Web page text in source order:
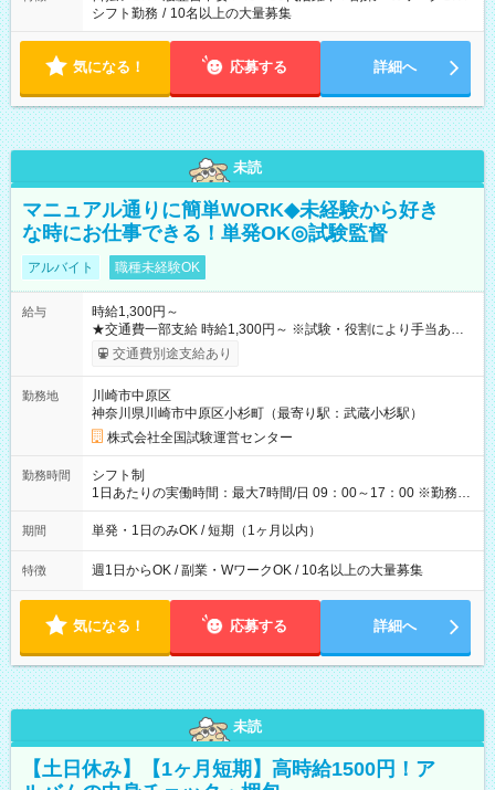
シフト勤務 / 10名以上の大量募集
気になる！ 応募する 詳細へ
未読
マニュアル通りに簡単WORK◆未経験から好き
な時にお仕事できる！単発OK◎試験監督
アルバイト 職種未経験OK
給与
時給1,300円～
★交通費一部支給 時給1,300円～ ※試験・役割により手当あり
※勤務回数により昇給あり 【即給（前払い）オプションあ
り！】 希望される場合、勤務から1週間ほどで給与の一部を受け
例】 ・河合塾模擬試験 8:30～17:30（休憩1時間） 時給1,300円
×8時間＝日収10,400円＋交通費 ※当日の役割により時給＋100
円の場合あり ・国家試験 7:00～13:30（休憩なし） 時給1,300
円（役割手当＋100円）×6時間＝日収8,400円＋交通費 【試用期
間】試用期間なし
交通費別途支給あり
勤務地
川崎市中原区
神奈川県川崎市中原区小杉町（最寄り駅：武蔵小杉駅）
株式会社全国試験運営センター
勤務時間
シフト制
1日あたりの実働時間：最大7時間/日 09：00～17：00 ※勤務時
間は 試験により異なります。
期間 単発・1日のみOK / 短期（1ヶ月以内）
特徴 週1日からOK / 副業・WワークOK / 10名以上の大量募集
気になる！ 応募する 詳細へ
未読
【土日休み】【1ヶ月短期】高時給1500円！ア